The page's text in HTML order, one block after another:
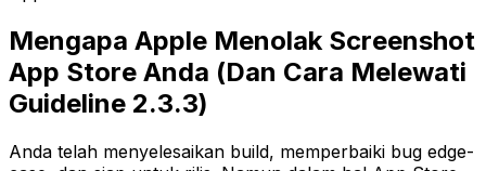
Mengapa Apple Menolak Screenshot
App Store Anda (Dan Cara Melewati
Guideline 2.3.3)
Anda telah menyelesaikan build, memperbaiki bug edge-